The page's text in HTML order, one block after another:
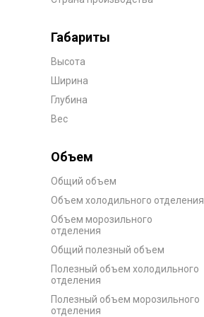
Габариты
Высота
Ширина
Глубина
Вес
Объем
Общий объем
Объем холодильного отделения
Объем морозильного
отделения
Общий полезный объем
Полезный объем холодильного
отделения
Полезный объем морозильного
отделения